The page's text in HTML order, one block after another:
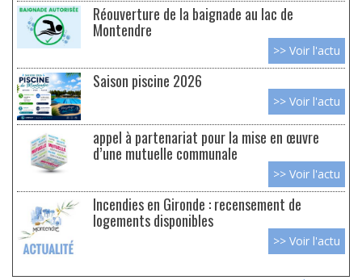
Réouverture de la baignade au lac de
Montendre
>> Voir l'actu
Saison piscine 2026
>> Voir l'actu
appel à partenariat pour la mise en œuvre
d’une mutuelle communale
>> Voir l'actu
Incendies en Gironde : recensement de
logements disponibles
>> Voir l'actu